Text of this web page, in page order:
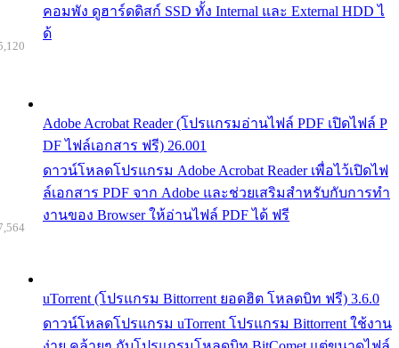
คอมพัง ดูฮาร์ดดิสก์ SSD ทั้ง Internal และ External HDD ไ
ด้
Adobe Acrobat Reader (โปรแกรมอ่านไฟล์ PDF เปิดไฟล์ P
DF ไฟล์เอกสาร ฟรี) 26.001
ดาวน์โหลดโปรแกรม Adobe Acrobat Reader เพื่อไว้เปิดไฟ
ล์เอกสาร PDF จาก Adobe และช่วยเสริมสำหรับกับการทำ
งานของ Browser ให้อ่านไฟล์ PDF ได้ ฟรี
uTorrent (โปรแกรม Bittorrent ยอดฮิต โหลดบิท ฟรี) 3.6.0
ดาวน์โหลดโปรแกรม uTorrent โปรแกรม Bittorrent ใช้งาน